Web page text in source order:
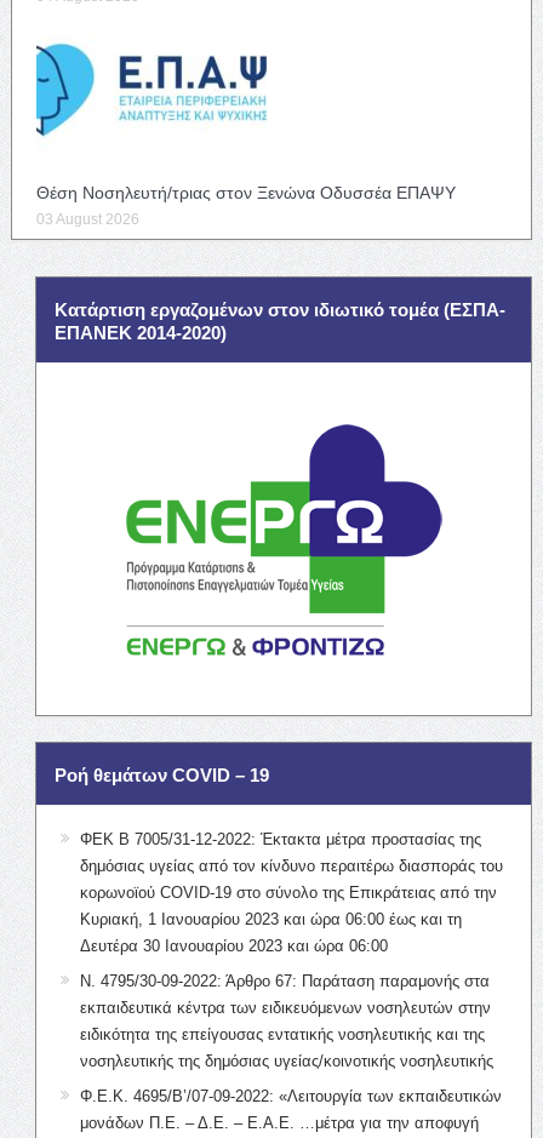
Θέση Νοσηλευτή/τριας στον Ξενώνα Οδυσσέα ΕΠΑΨΥ
03 August 2026
Κατάρτιση εργαζομένων στον ιδιωτικό τομέα (ΕΣΠΑ-
ΕΠΑΝΕΚ 2014-2020)
Ροή θεμάτων COVID – 19
ΦΕΚ Β 7005/31-12-2022: Έκτακτα μέτρα προστασίας της
δημόσιας υγείας από τον κίνδυνο περαιτέρω διασποράς του
κορωνοϊού COVID-19 στο σύνολο της Επικράτειας από την
Κυριακή, 1 Ιανουαρίου 2023 και ώρα 06:00 έως και τη
Δευτέρα 30 Ιανουαρίου 2023 και ώρα 06:00
Ν. 4795/30-09-2022: Άρθρο 67: Παράταση παραμονής στα
εκπαιδευτικά κέντρα των ειδικευόμενων νοσηλευτών στην
ειδικότητα της επείγουσας εντατικής νοσηλευτικής και της
νοσηλευτικής της δημόσιας υγείας/κοινοτικής νοσηλευτικής
Φ.Ε.Κ. 4695/Β’/07-09-2022: «Λειτουργία των εκπαιδευτικών
μονάδων Π.Ε. – Δ.Ε. – Ε.Α.Ε. …μέτρα για την αποφυγή